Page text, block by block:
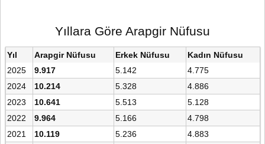
Yıllara Göre Arapgir Nüfusu
Yıl Arapgir Nüfusu Erkek Nüfusu
Kadın Nüfusu
2025
9.917 5.142
4.775
2024
10.214 5.328
4.886
2023
10.641 5.513
5.128
2022
9.964 5.166
4.798
2021
10.119 5.236 4.883